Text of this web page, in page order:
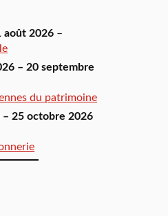
août 2026 –
– 20 septembre
du patrimoine
– 25 octobre 2026